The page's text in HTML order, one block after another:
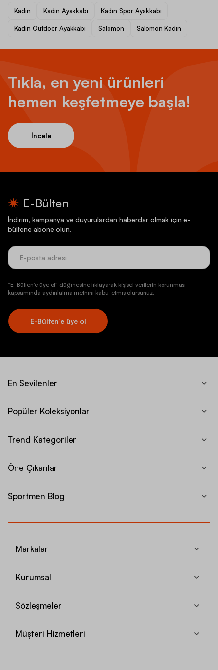
Kadın Kadın Ayakkabı Kadın Spor Ayakkabı
Kadın Outdoor Ayakkabı Salomon Salomon Kadın
Tıkla, en yeni ürünleri
hemen keşfetmeye başla!
İncele
E-Bülten
İndirim, kampanya ve duyurulardan haberdar olmak için e-
bültene abone olun.
“E-Bülten’e üye ol” düğmesine tıklayarak kişisel verilerin korunması
kapsamında aydınlatma metnini kabul etmiş olursunuz.
E-Bülten’e üye ol
En Sevilenler
Popüler Koleksiyonlar
Trend Kategoriler
Öne Çıkanlar
Sportmen Blog
Markalar
Kurumsal
Sözleşmeler
Müşteri Hizmetleri